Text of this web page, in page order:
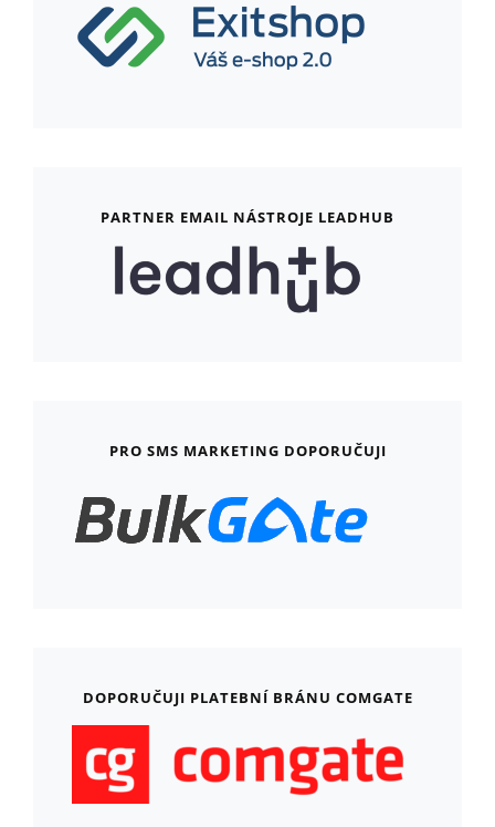
PARTNER EMAIL NÁSTROJE LEADHUB
PRO SMS MARKETING DOPORUČUJI
DOPORUČUJI PLATEBNÍ BRÁNU COMGATE